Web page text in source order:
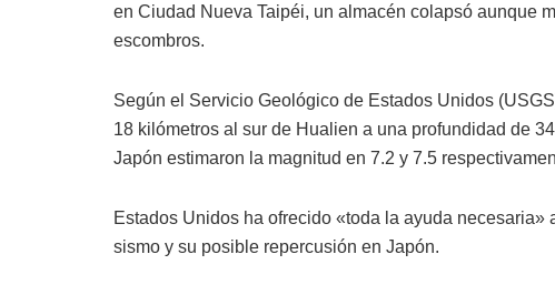
en Ciudad Nueva Taipéi, un almacén colapsó aunque
escombros.
Según el Servicio Geológico de Estados Unidos
18 kilómetros al sur de Hualien a una profundidad de
Japón estimaron la magnitud en 7.2 y 7.5
Estados Unidos ha ofrecido «toda la ayuda necesaria»
sismo y su posible repercusión en Japón.